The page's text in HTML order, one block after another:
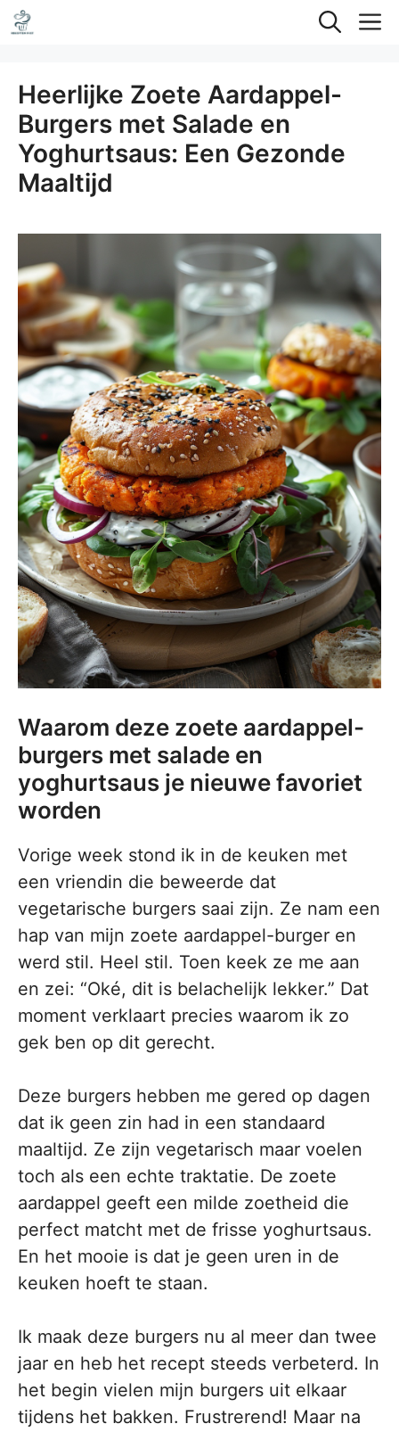
Ga
naar
inhoud
Heerlijke Zoete Aardappel-
Burgers met Salade en
Yoghurtsaus: Een Gezonde
Maaltijd
Waarom deze zoete aardappel-
burgers met salade en
yoghurtsaus je nieuwe favoriet
worden
Vorige week stond ik in de keuken met
een vriendin die beweerde dat
vegetarische burgers saai zijn. Ze nam een
hap van mijn zoete aardappel-burger en
werd stil. Heel stil. Toen keek ze me aan
en zei: “Oké, dit is belachelijk lekker.” Dat
moment verklaart precies waarom ik zo
gek ben op dit gerecht.
Deze burgers hebben me gered op dagen
dat ik geen zin had in een standaard
maaltijd. Ze zijn vegetarisch maar voelen
toch als een echte traktatie. De zoete
aardappel geeft een milde zoetheid die
perfect matcht met de frisse yoghurtsaus.
En het mooie is dat je geen uren in de
keuken hoeft te staan.
Ik maak deze burgers nu al meer dan twee
jaar en heb het recept steeds verbeterd. In
het begin vielen mijn burgers uit elkaar
tijdens het bakken. Frustrerend! Maar na